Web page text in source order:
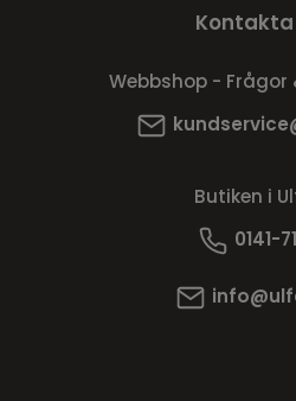
Kontakta
Webbshop - Frågor
Butiken i
0141-